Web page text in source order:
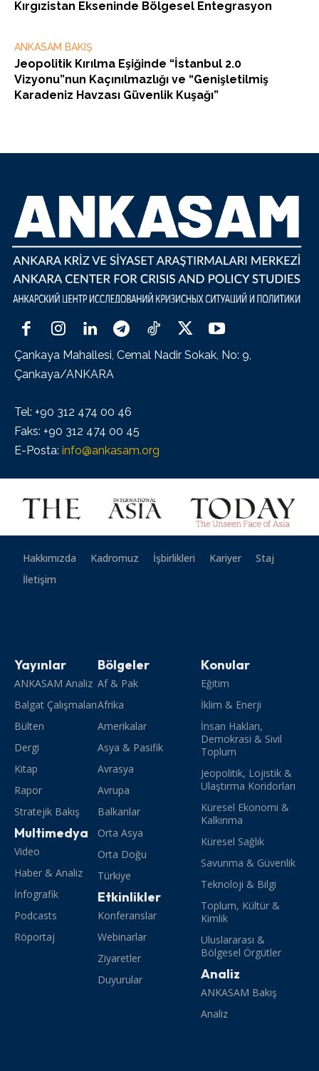
Kırgızistan Ekseninde Bölgesel Entegrasyon
ANKASAM BAKIŞ
Jeopolitik Kırılma Eşiğinde “İstanbul 2.0
Vizyonu”nun Kaçınılmazlığı ve “Genişletilmiş
Karadeniz Havzası Güvenlik Kuşağı”
Çankaya Mahallesi, Cemal Nadir Sokak, No: 9,
Çankaya/ANKARA
Tel: +90 312 474 00 46
Faks: +90 312 474 00 45
E-Posta: info@ankasam.org
Hakkımızda Kadromuz İşbirlikleri Kariyer
Staj
İletişim
Yayınlar
ANKASAM Analiz
Balgat Çalışmaları
Bülten
Dergi
Kitap
Rapor
Stratejik Bakış
Multimedya
Video
Haber & Analiz
İnfografik
Podcasts
Röportaj
Bölgeler
Af & Pak
Afrika
Amerikalar
Asya & Pasifik
Avrasya
Avrupa
Balkanlar
Orta Asya
Orta Doğu
Türkiye
Etkinlikler
Konferanslar
Webinarlar
Ziyaretler
Duyurular
Konular
Eğitim
İklim & Enerji
İnsan Hakları,
Demokrasi & Sivil
Toplum
Jeopolitik, Lojistik &
Ulaştırma Koridorları
Küresel Ekonomi &
Kalkınma
Küresel Sağlık
Savunma & Güvenlik
Teknoloji & Bilgi
Toplum, Kültür &
Kimlik
Uluslararası &
Bölgesel Örgütler
Analiz
ANKASAM Bakış
Analiz